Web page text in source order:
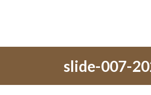
slide-007-